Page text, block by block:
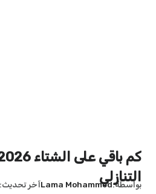
التنازلي
بواسطة Lama Mohammedآخر تحديث